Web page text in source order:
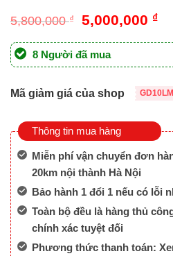
5,800,000₫
Giá
là:
5,800,000 ₫.
5,000,000 ₫Giá
tại
là:
8 Người đã mua
Mã giảm giá của shop GD10LM
Thông tin mua hàng
Miễn phí vận chuyển đơn
20km nội thành Hà Nội
Bảo hành 1 đổi 1 nếu có lỗi
Toàn bộ đều là hàng thủ
chính xác tuyệt đối
Phương thức thanh toán: